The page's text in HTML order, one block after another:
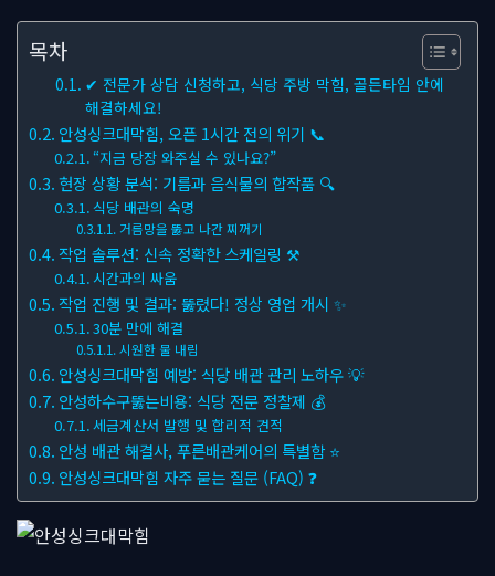
목차
✔ 전문가 상담 신청하고, 식당 주방 막힘, 골든타임 안에
해결하세요!
안성싱크대막힘, 오픈 1시간 전의 위기 📞
“지금 당장 와주실 수 있나요?”
현장 상황 분석: 기름과 음식물의 합작품 🔍
식당 배관의 숙명
거름망을 뚫고 나간 찌꺼기
작업 솔루션: 신속 정확한 스케일링 ⚒
시간과의 싸움
작업 진행 및 결과: 뚫렸다! 정상 영업 개시 ✨
30분 만에 해결
시원한 물 내림
안성싱크대막힘 예방: 식당 배관 관리 노하우 💡
안성하수구뚫는비용: 식당 전문 정찰제 💰
세금계산서 발행 및 합리적 견적
안성 배관 해결사, 푸른배관케어의 특별함 ⭐
안성싱크대막힘 자주 묻는 질문 (FAQ) ❓